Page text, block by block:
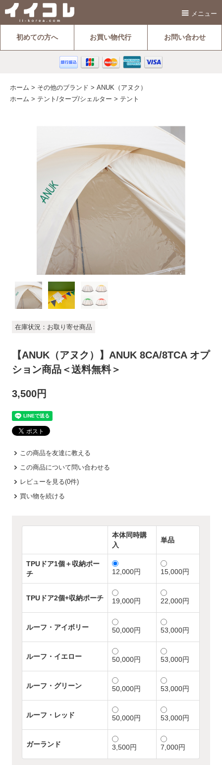
メニュー
初めての方へ お買い物代行 お問い合わせ
ホーム > その他のブランド > ANUK（アヌク）
ホーム > テント/タープ/シェルター > テント
在庫状況：お取り寄せ商品
【ANUK（アヌク）】ANUK 8CA/8TCA オプ
ション商品＜送料無料＞
3,500円
この商品を友達に教える
この商品について問い合わせる
レビューを見る(0件)
買い物を続ける
本体同時購
入
単品
TPUドア1個＋収納ポー
チ
12,000円 15,000円
TPUドア2個+収納ポーチ 19,000円 22,000円
ルーフ・アイボリー 50,000円 53,000円
ルーフ・イエロー 50,000円 53,000円
ルーフ・グリーン 50,000円 53,000円
ルーフ・レッド 50,000円 53,000円
ガーランド 3,500円 7,000円